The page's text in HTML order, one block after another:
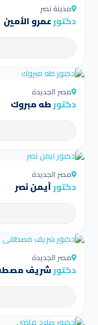
مدينة نصر
دكتورعمرو الأمين
مصر الجديدة
دكتورطه مبروك
مصر الجديدة
دكتورأيمن نصر
مصر الجديدة
دكتورشريف